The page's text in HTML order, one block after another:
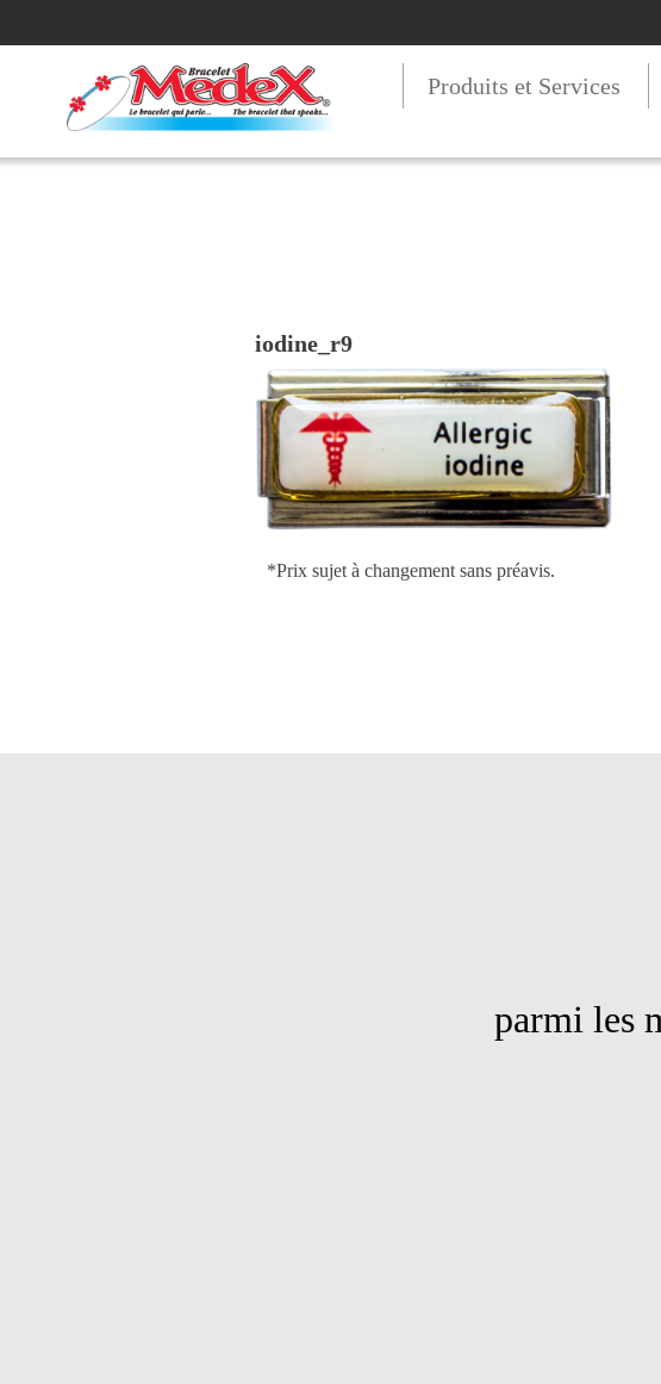
Produits et Services
iodine_r9
*Prix sujet à changement sans préavis.
PLUS DE
parmi les